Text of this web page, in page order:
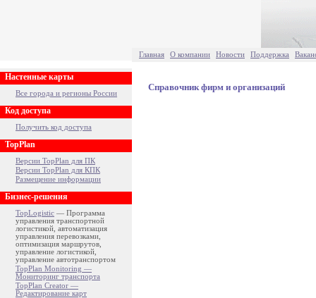
Главная О компании Новости Поддержка
Настенные карты
Все города и регионы России
Код доступа
Получить код доступа
TopPlan
Версии TopPlan для ПК
Версии TopPlan для КПК
Размещение информации
Бизнес-решения
TopLogistic — Программа
управления транспортной
логистикой, автоматизация
управления перевозками,
оптимизация маршрутов,
управление логистикой,
управление автотранспортом
TopPlan Monitoring —
Мониторинг транспорта
TopPlan Creator —
Редактирование карт
Справочник фирм и организаций